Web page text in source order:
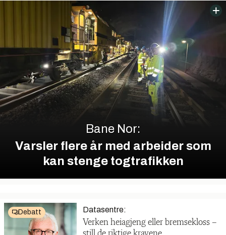
Bane Nor:
Varsler flere år med arbeider som
kan stenge togtrafikken
Debatt Datasentre:
Verken heiagjeng eller bremsekloss –